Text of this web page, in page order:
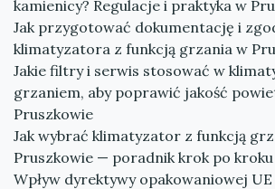
kamienicy? Regulacje i praktyka w
Jak przygotować dokumentację i
klimatyzatora z funkcją grzania w
Jakie filtry i serwis stosować w
grzaniem, aby poprawić jakość
Pruszkowie
Jak wybrać klimatyzator z funkcją
Pruszkowie — poradnik krok po kroku
Wpływ dyrektywy opakowaniowej